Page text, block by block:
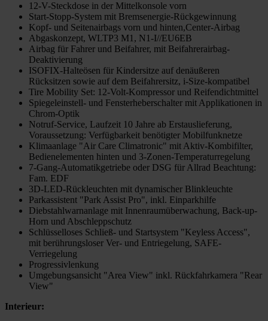
12-V-Steckdose in der Mittelkonsole vorn
Start-Stopp-System mit Bremsenergie-Rückgewinnung
Kopf- und Seitenairbags vorn und hinten,Center-Airbag
Abgaskonzept, WLTP3 M1, N1-I//EU6EB
Airbag für Fahrer und Beifahrer, mit Beifahrerairbag-
Deaktivierung
ISOFIX-Halteösen für Kindersitze auf denäußeren
Rücksitzen sowie auf dem Beifahrersitz, i-Size-kompatibel
Tire Mobility Set: 12-Volt-Kompressor und Reifendichtmittel
Spiegeleinstell- und Fensterheberschalter mit Applikationen in
Chrom-Optik
Notruf-Service, Laufzeit 10 Jahre ab Erstauslieferung,
Voraussetzung: Verfügbarkeit benötigter Mobilfunknetze
Klimaanlage "Air Care Climatronic" mit Aktiv-Kombifilter,
Bedienelementen hinten und 3-Zonen-Temperaturregelung
7-Gang-Automatikgetriebe oder DSG für Allrad Beachtung:
Fam. EDF
3D-LED-Rückleuchten mit dynamischer Blinkleuchte
Parkassistent "Park Assist Pro", inkl. Einparkhilfe
Diebstahlwarnanlage mit Innenraumüberwachung, Back-up-
Horn und Abschleppschutz
Schlüsselloses Schließ- und Startsystem "Keyless Access",
mit berührungsloser Ver- und Entriegelung, SAFE-
Verriegelung
Progressivlenkung
Umgebungsansicht "Area View" inkl. Rückfahrkamera "Rear
View"
Interieur: